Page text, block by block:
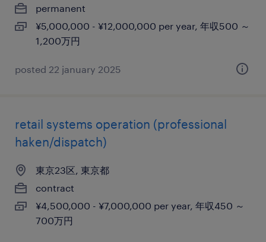
permanent
¥5,000,000 - ¥12,000,000 per year, 年収500 ～
1,200万円
posted 22 january 2025
retail systems operation (professional
haken/dispatch)
東京23区, 東京都
contract
¥4,500,000 - ¥7,000,000 per year, 年収450 ～
700万円